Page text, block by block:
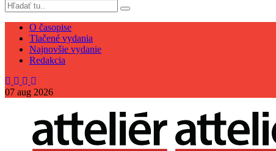
O časopise
Tlačené vydania
Najnovšie vydanie
Redakcia
07 aug 2026